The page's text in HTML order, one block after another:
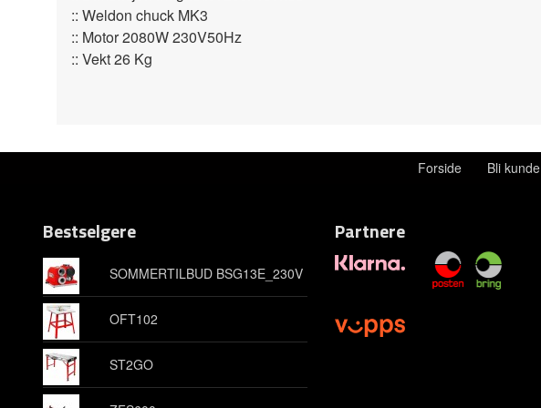
:: Weldon chuck MK3
:: Motor 2080W 230V50Hz
:: Vekt 26 Kg
Forside Bli kunde
Bestselgere
SOMMERTILBUD BSG13E_230V
OFT102
ST2GO
Partnere